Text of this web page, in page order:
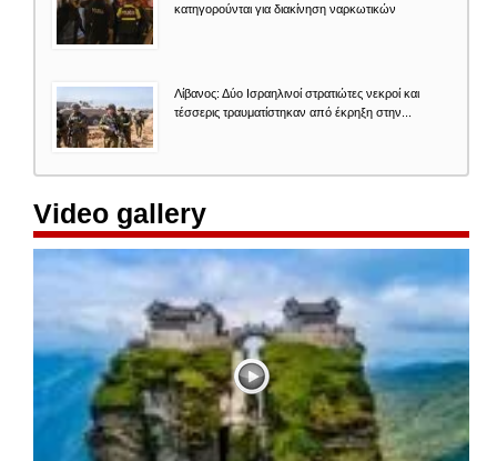
κατηγορούνται για διακίνηση ναρκωτικών
Λίβανος: Δύο Ισραηλινοί στρατιώτες νεκροί και
τέσσερις τραυματίστηκαν από έκρηξη στην...
Video gallery